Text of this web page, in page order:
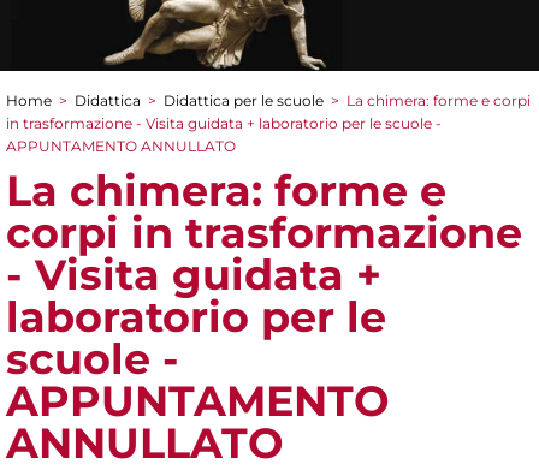
Tu sei qui
Home > Didattica > Didattica per le scuole > La chimera: forme e corpi
in trasformazione - Visita guidata + laboratorio per le scuole -
APPUNTAMENTO ANNULLATO
La chimera: forme e
corpi in trasformazione
- Visita guidata +
laboratorio per le
scuole -
APPUNTAMENTO
ANNULLATO